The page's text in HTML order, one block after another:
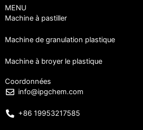
MENU
Machine à pastiller
Machine de granulation plastique
Machine à broyer le plastique
Coordonnées
info@ipgchem.com
+86 19953217585